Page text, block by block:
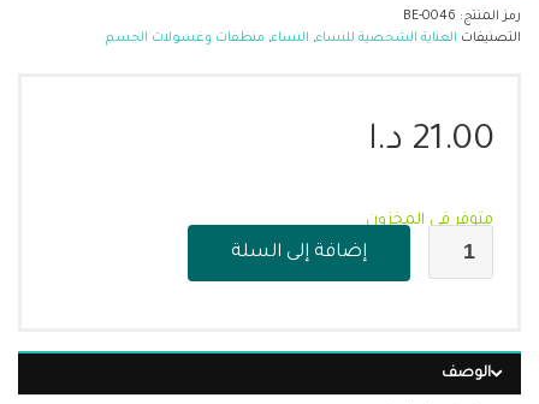
رمز المنتج: BE-0046
التصنيفات العناية الشخصية للنساء, النساء, منظفات وغسولات الجسم
21.00 د.ا
متوفر في المخزون
إضافة إلى السلة
الوصف